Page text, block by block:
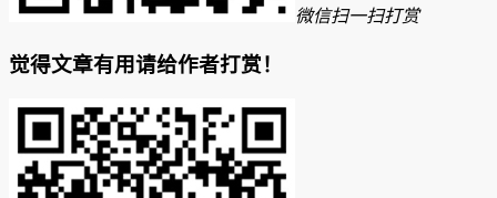
微信扫一扫打赏
觉得文章有用请给作者打赏！